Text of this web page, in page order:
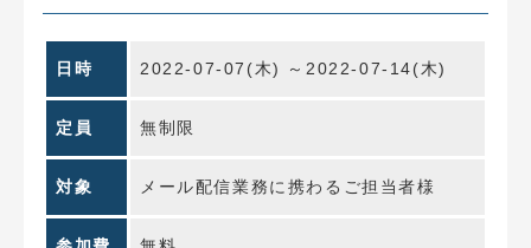
日時 2022-07-07(木) ～2022-07-14(木)
定員 無制限
対象 メール配信業務に携わるご担当者様